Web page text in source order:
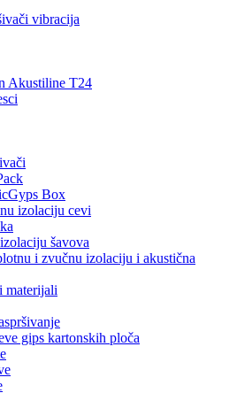
vibracija
Akustiline T24
Box
izolaciju cevi
šavova
i zvučnu izolaciju i akustična
materijali
gips kartonskih ploča